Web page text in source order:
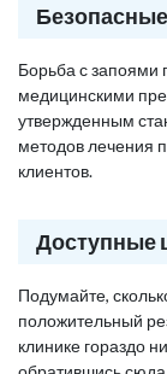
Борьба с запоями
медицинскими
утвержденным
методов лечения
клиентов.
Доступные
Подумайте,
положительный
клинике гораздо